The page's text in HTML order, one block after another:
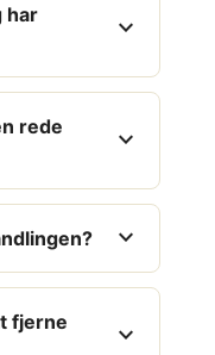
har
expand_more
rede
expand_more
expand_more
fjerne
expand_more